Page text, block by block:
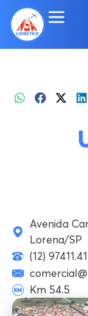
Avenida
Lorena/SP
(12)
Km 54.5